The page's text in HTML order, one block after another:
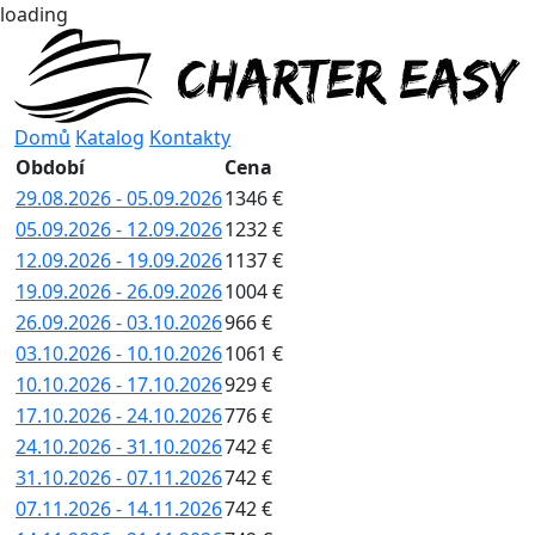
loading
Domů Katalog Kontakty
Období
Cena
29.08.2026 - 05.09.20261346 €
05.09.2026 - 12.09.20261232 €
12.09.2026 - 19.09.20261137 €
19.09.2026 - 26.09.20261004 €
26.09.2026 - 03.10.2026966 €
03.10.2026 - 10.10.20261061 €
10.10.2026 - 17.10.2026929 €
17.10.2026 - 24.10.2026776 €
24.10.2026 - 31.10.2026742 €
31.10.2026 - 07.11.2026742 €
07.11.2026 - 14.11.2026742 €